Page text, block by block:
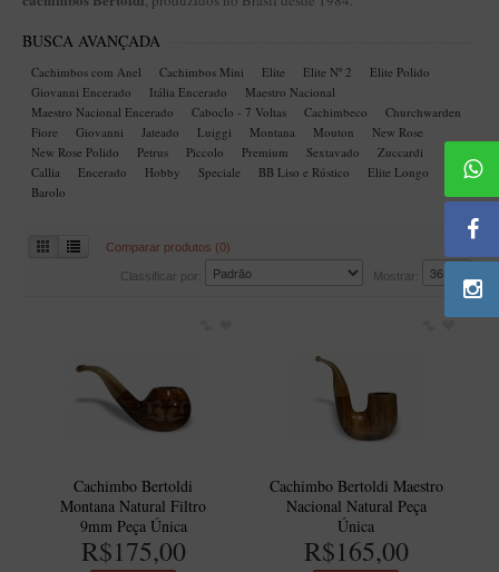
BLENDS
Blend Kumbaya
Blends Para Cachimbo
Blends Para Enrolar
Cândido Giovanella
D'ora
Sasso
LINHA IDELFONSO BERTOLDI
Artesão Idelfonso Bertoldi
SUPORTES
BUSCA AVANÇADA
Cachimbos com Anel Cachimbos Mini Elite Elite Nº 2
Elite Polido
Giovanni Encerado
Itália Encerado
Maestro Nacional
Maestro Nacional Encerado
Caboclo - 7 Voltas Cachimbeco
Churchwarden
Fiore
Giovanni Jateado Luiggi Montana Mouton
New Rose
New Rose Polido
Petrus Piccolo Premium Sextavado
Zuccardi
Callia
Encerado Hobby Speciale BB Liso e Rústico
Elite Longo
Barolo
Comparar produtos (0)
Classificar por: Mostrar:
Cachimbo Bertoldi
Montana Natural Filtro
9mm Peça Única
R$175,00
Cachimbo Bertoldi Maestro
Nacional Natural Peça
Única
R$165,00